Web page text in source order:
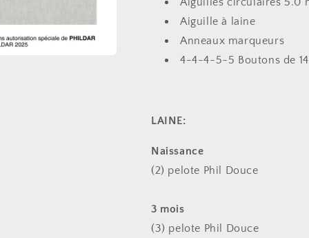
Aiguille à laine
Anneaux marqueurs
4-4-4-5-5 Boutons de
LAINE:
Naissance
(2) pelote Phil Douce
3 mois
(3) pelote Phil Douce